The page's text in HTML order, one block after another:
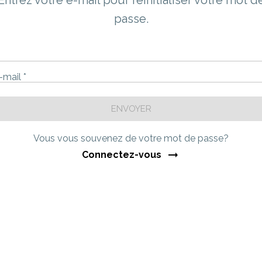
passe.
mail *
ENVOYER
Vous vous souvenez de votre mot de passe?
Connectez-vous